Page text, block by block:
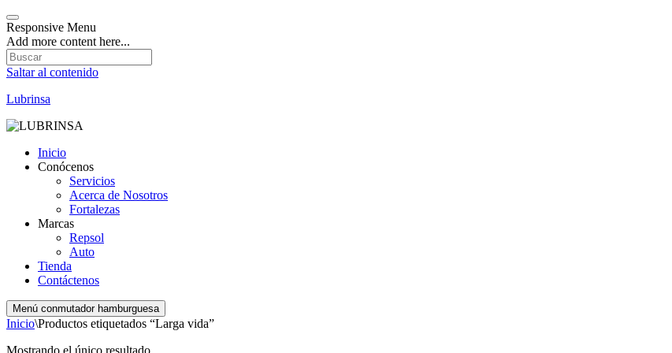
Responsive Menu
Add more content here...
Saltar al contenido
Lubrinsa
Inicio
Conócenos
Servicios
Acerca de Nosotros
Fortalezas
Marcas
Repsol
Auto
Tienda
Contáctenos
Menú conmutador hamburguesa
Inicio\Productos etiquetados “Larga vida”
Mostrando el único resultado